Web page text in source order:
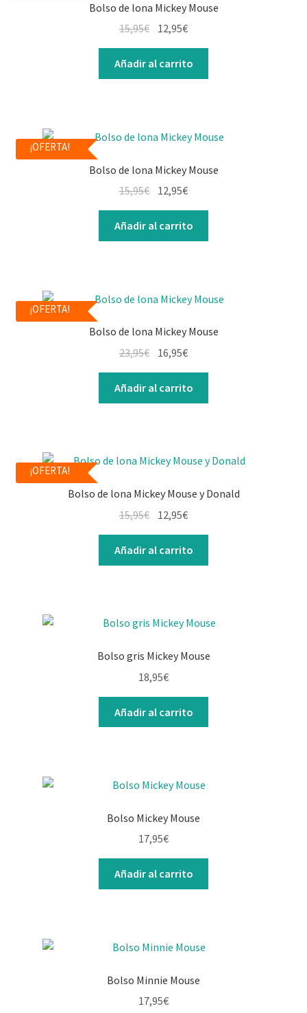
Bolso de lona Mickey Mouse
15,95€ 12,95€
Añadir al carrito
¡OFERTA!
Bolso de lona Mickey Mouse
15,95€ 12,95€
Añadir al carrito
¡OFERTA!
Bolso de lona Mickey Mouse
23,95€ 16,95€
Añadir al carrito
¡OFERTA!
Bolso de lona Mickey Mouse y Donald
15,95€ 12,95€
Añadir al carrito
Bolso gris Mickey Mouse
18,95€
Añadir al carrito
Bolso Mickey Mouse
17,95€
Añadir al carrito
Bolso Minnie Mouse
17,95€